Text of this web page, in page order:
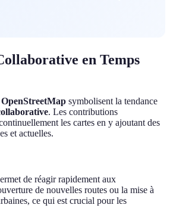
en Temps
OpenStreetMap symbolisent la tendance
. Les contributions
les cartes en y ajoutant des
et actuelles.
de réagir rapidement aux
de nouvelles routes ou la mise à
ce qui est crucial pour les